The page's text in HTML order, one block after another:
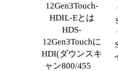
12Gen3Touch-
HDIL-Eとは
HDS-
12Gen3Touchに
HDI(ダウンスキ
ャン800/455